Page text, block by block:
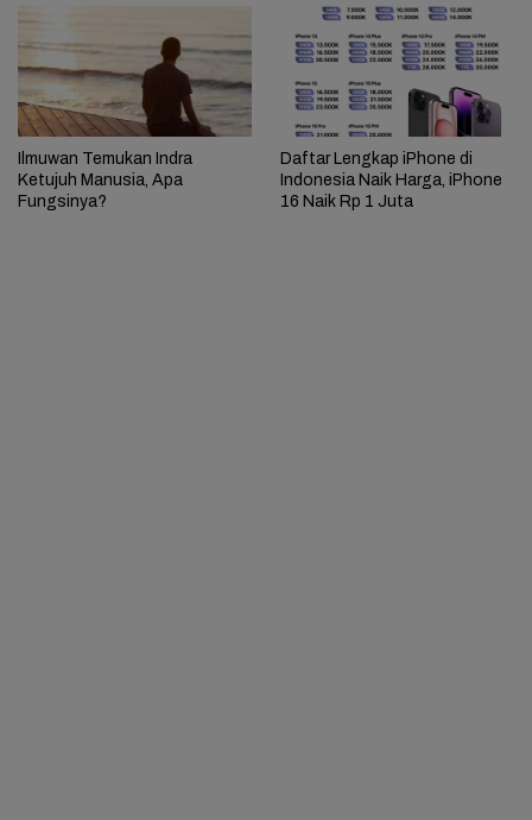
Ilmuwan Temukan Indra
Ketujuh Manusia, Apa
Fungsinya?
Daftar Lengkap iPhone di
Indonesia Naik Harga, iPhone
16 Naik Rp 1 Juta